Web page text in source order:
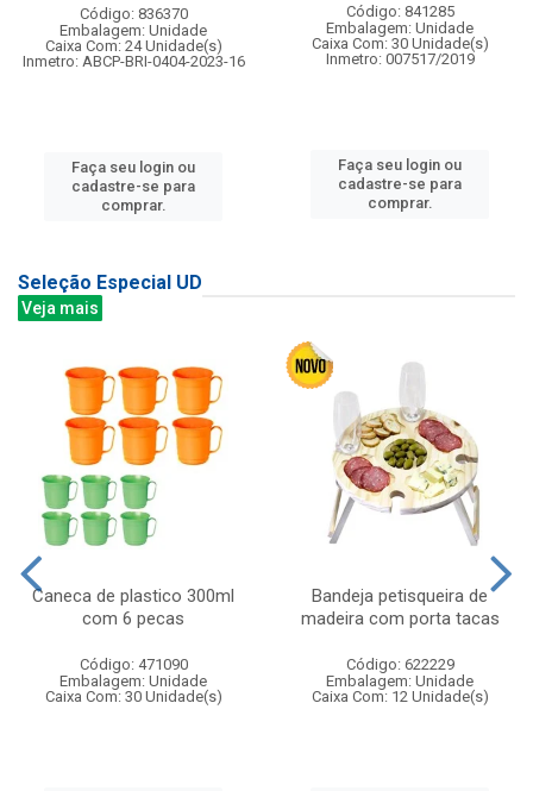
Código: 836370
Embalagem: Unidade
Caixa Com: 24 Unidade(s)
Inmetro: ABCP-BRI-0404-2023-16
Faça seu login ou
cadastre-se para
comprar.
Código: 841285
Embalagem: Unidade
Caixa Com: 30 Unidade(s)
Inmetro: 007517/2019
Faça seu login ou
cadastre-se para
comprar.
Seleção Especial UD
Veja mais
Caneca de plastico 300ml
com 6 pecas
Código: 471090
Embalagem: Unidade
Caixa Com: 30 Unidade(s)
Bandeja petisqueira de
madeira com porta tacas
Código: 622229
Embalagem: Unidade
Caixa Com: 12 Unidade(s)